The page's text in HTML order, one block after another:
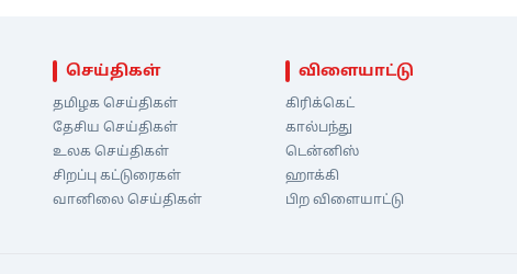
செய்திகள்
தமிழக செய்திகள்
தேசிய செய்திகள்
உலக செய்திகள்
சிறப்பு கட்டுரைகள்
வானிலை செய்திகள்
விளையாட்டு
கிரிக்கெட்
கால்பந்து
டென்னிஸ்
ஹாக்கி
பிற விளையாட்டு